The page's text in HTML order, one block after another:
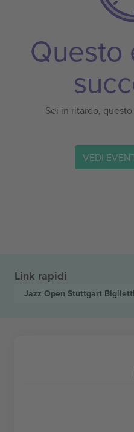
Questo
Sei in ritardo,
VEDI
Link rapidi
Jazz Open Stuttgart Biglietti